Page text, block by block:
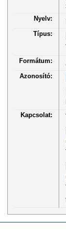
Nyelv:
Típus:
Formátum:
Azonosító:
Kapcsolat: